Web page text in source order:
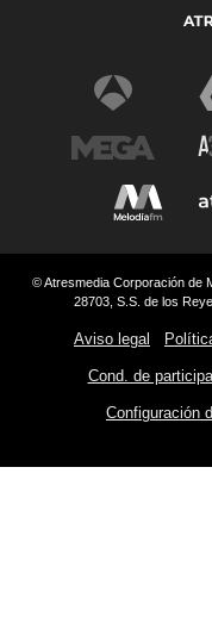
© Atresmedia Corporación de
28703, S.S. de los
Aviso legal
Cond. de
Configuración